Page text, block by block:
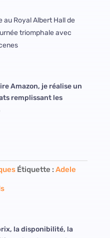
au Royal Albert Hall de
triomphale avec
Amazon, je réalise un
remplissant les
Étiquette :Adele
la disponibilité, la